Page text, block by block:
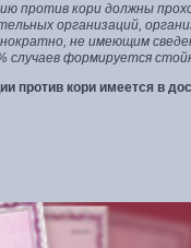
против кори должны
организаций,
не имеющим
случаев формируется
против кори имеется в